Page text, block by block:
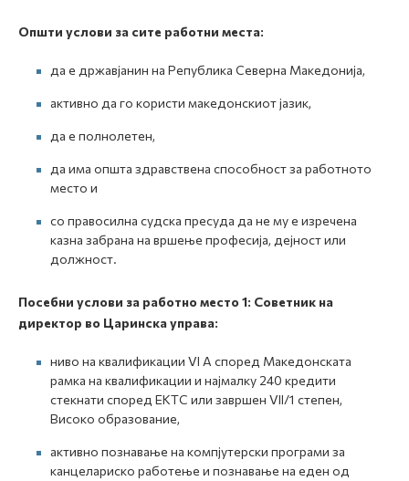
Општи услови за сите работни места:
да е државјанин на Република Северна Македонија,
активно да го користи македонскиот јазик,
да е полнолетен,
да има општа здравствена способност за работното
место и
со правосилна судска пресуда да не му е изречена
казна забрана на вршење професија, дејност или
должност.
Посебни услови за работно место 1: Советник на
директор во Царинска управа:
ниво на квалификации VI A според Македонската
рамка на квалификации и најмалку 240 кредити
стекнати според ЕКТС или завршен VII/1 степен,
Високо образование,
активно познавање на компјутерски програми за
канцелариско работење и познавање на еден од